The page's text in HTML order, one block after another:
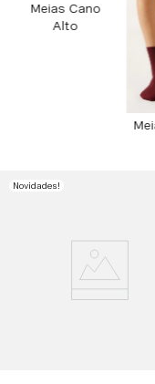
Meias Cano
Alto
Novidades!